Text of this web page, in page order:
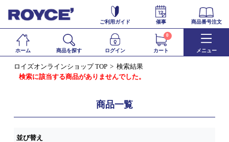
ご利用ガイド 催事 商品番号注文
ホーム 商品を探す ログイン カート
0
メニュー
ロイズオンラインショップ TOP
検索結果
検索に該当する商品がありませんでした。
商品一覧
並び替え